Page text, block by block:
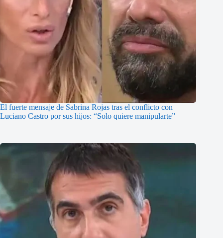
El fuerte mensaje de Sabrina Rojas tras el conflicto con
Luciano Castro por sus hijos: “Solo quiere manipularte”